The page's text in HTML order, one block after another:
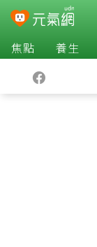
焦點 養生